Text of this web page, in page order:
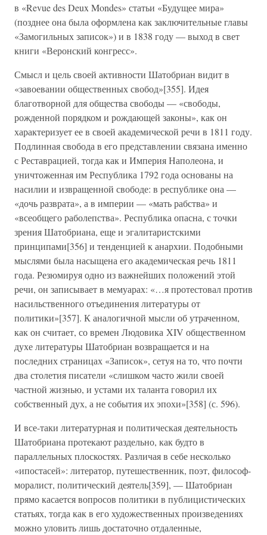
в «Revue des Deux Mondes» статьи «Будущее мира»
(позднее она была оформлена как заключительные главы
«Замогильных записок») и в 1838 году — выход в свет
книги «Веронский конгресс».
Смысл и цель своей активности Шатобриан видит в
«завоевании общественных свобод»[355]. Идея
благотворной для общества свободы — «свободы,
рожденной порядком и рождающей законы», как он
характеризует ее в своей академической речи в 1811 году.
Подлинная свобода в его представлении связана именно
с Реставрацией, тогда как и Империя Наполеона, и
уничтоженная им Республика 1792 года основаны на
насилии и извращенной свободе: в республике она —
«дочь разврата», а в империи — «мать рабства» и
«всеобщего раболепства». Республика опасна, с точки
зрения Шатобриана, еще и эгалитаристскими
принципами[356] и тенденцией к анархии. Подобными
мыслями была насыщена его академическая речь 1811
года. Резюмируя одно из важнейших положений этой
речи, он записывает в мемуарах: «…я протестовал против
насильственного отъединения литературы от
политики»[357]. К аналогичной мысли об утраченном,
как он считает, со времен Людовика XIV общественном
духе литературы Шатобриан возвращается и на
последних страницах «Записок», сетуя на то, что почти
два столетия писатели «слишком часто жили своей
частной жизнью, и устами их таланта говорил их
собственный дух, а не события их эпохи»[358] (с. 596).
И все-таки литературная и политическая деятельность
Шатобриана протекают раздельно, как будто в
параллельных плоскостях. Различая в себе несколько
«ипостасей»: литератор, путешественник, поэт, философ-
моралист, политический деятель[359], — Шатобриан
прямо касается вопросов политики в публицистических
статьях, тогда как в его художественных произведениях
можно уловить лишь достаточно отдаленные,